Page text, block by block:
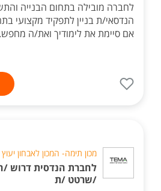
לחברה מובילה בתחום הבנייה
הנדסאי/ת בניין לתפקיד מקצועי
אם סיימת את לימודיך ואת/ה
מכון תימה- המכון לאבחון
לחברת הנדסית דרוש
/שרטט /ת